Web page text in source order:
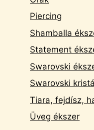
Piercing
Shamballa
Statement
Swarovski
Swarovski
Tiara, fejdísz,
Üveg ékszer